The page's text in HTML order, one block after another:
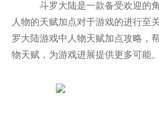
斗罗大陆是一款备受欢迎的
人物的天赋加点对于游戏的进行至
罗大陆游戏中人物天赋加点攻略，
物天赋，为游戏进展提供更多可能。